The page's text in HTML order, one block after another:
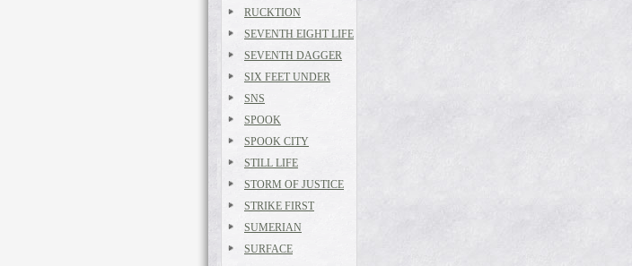
RUCKTION
SEVENTH EIGHT LIFE
SEVENTH DAGGER
SIX FEET UNDER
SNS
SPOOK
SPOOK CITY
STILL LIFE
STORM OF JUSTICE
STRIKE FIRST
SUMERIAN
SURFACE